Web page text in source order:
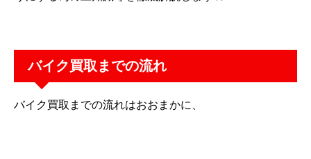
バイク買取までの流れ
バイク買取までの流れはおおまかに、